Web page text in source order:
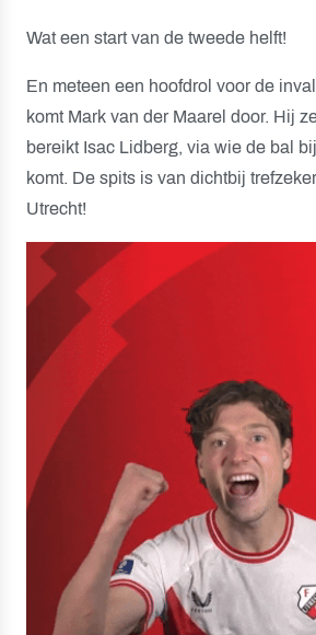
Wat een start van de tweede helft!
En meteen een hoofdrol voor de
komt Mark van der Maarel door. Hij
bereikt Isac Lidberg, via wie de bal
komt. De spits is van dichtbij
Utrecht!